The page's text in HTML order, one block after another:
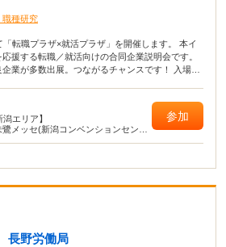
職種研究
転職プラザ×就活プラザ」を開催します。 本イ
援する転職／就活向けの合同企業説明会です。
業が多数出展。つながるチャンスです！ 入場無
潟エリア】
鷺メッセ(新潟コンベンションセンタ
参加
長野労働局